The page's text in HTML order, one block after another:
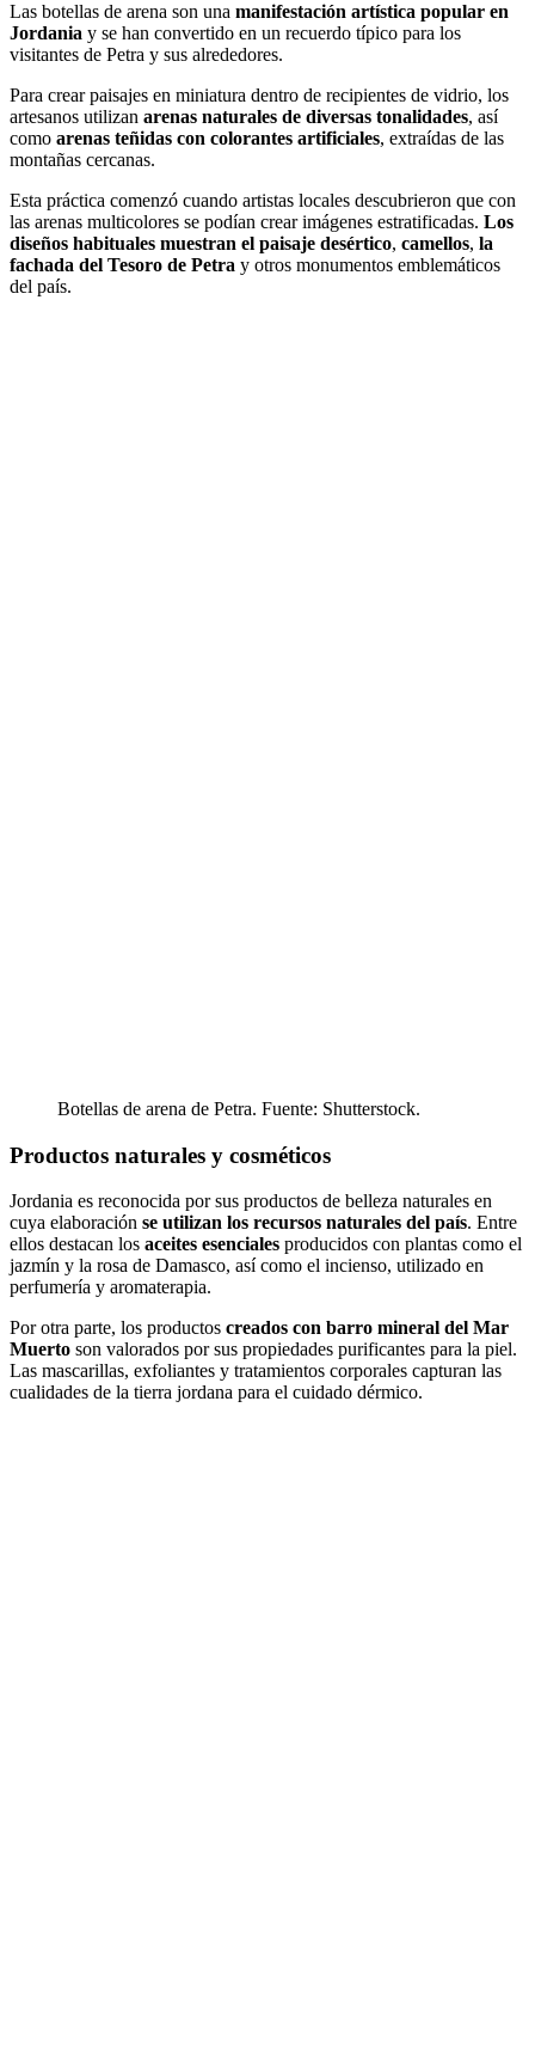
Las botellas de arena son una manifestación artística popular en
Jordania y se han convertido en un recuerdo típico para los
visitantes de Petra y sus alrededores.
Para crear paisajes en miniatura dentro de recipientes de vidrio, los
artesanos utilizan arenas naturales de diversas tonalidades, así
como arenas teñidas con colorantes artificiales, extraídas de las
montañas cercanas.
Esta práctica comenzó cuando artistas locales descubrieron que con
las arenas multicolores se podían crear imágenes estratificadas. Los
diseños habituales muestran el paisaje desértico, camellos, la
fachada del Tesoro de Petra y otros monumentos emblemáticos
del país.
Botellas de arena de Petra. Fuente: Shutterstock.
Productos naturales y cosméticos
Jordania es reconocida por sus productos de belleza naturales en
cuya elaboración se utilizan los recursos naturales del país. Entre
ellos destacan los aceites esenciales producidos con plantas como el
jazmín y la rosa de Damasco, así como el incienso, utilizado en
perfumería y aromaterapia.
Por otra parte, los productos creados con barro mineral del Mar
Muerto son valorados por sus propiedades purificantes para la piel.
Las mascarillas, exfoliantes y tratamientos corporales capturan las
cualidades de la tierra jordana para el cuidado dérmico.